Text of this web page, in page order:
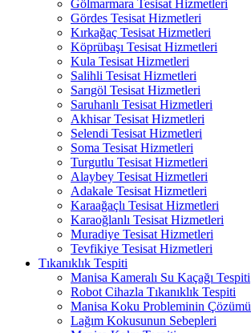
Gölmarmara Tesisat Hizmetleri
Gördes Tesisat Hizmetleri
Kırkağaç Tesisat Hizmetleri
Köprübaşı Tesisat Hizmetleri
Kula Tesisat Hizmetleri
Salihli Tesisat Hizmetleri
Sarıgöl Tesisat Hizmetleri
Saruhanlı Tesisat Hizmetleri
Akhisar Tesisat Hizmetleri
Selendi Tesisat Hizmetleri
Soma Tesisat Hizmetleri
Turgutlu Tesisat Hizmetleri
Alaybey Tesisat Hizmetleri
Adakale Tesisat Hizmetleri
Karaağaçlı Tesisat Hizmetleri
Karaoğlanlı Tesisat Hizmetleri
Muradiye Tesisat Hizmetleri
Tevfikiye Tesisat Hizmetleri
Tıkanıklık Tespiti
Manisa Kameralı Su Kaçağı Tespiti
Robot Cihazla Tıkanıklık Tespiti
Manisa Koku Probleminin Çözümü
Lağım Kokusunun Sebepleri